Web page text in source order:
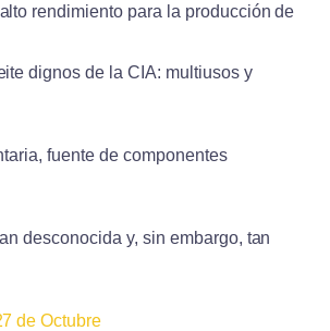
rendimiento para la producción de
dignos de la CIA: multiusos y
fuente de componentes
desconocida y, sin embargo, tan
de Octubre